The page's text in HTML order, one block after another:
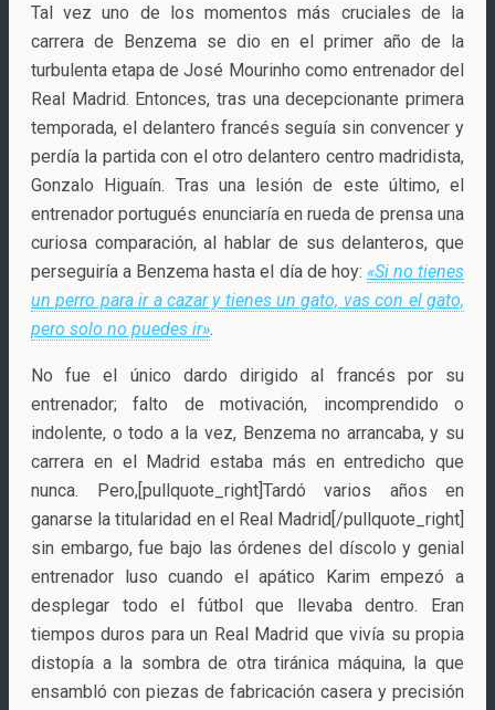
Tal vez uno de los momentos más cruciales de la
carrera de Benzema se dio en el primer año de la
turbulenta etapa de José Mourinho como entrenador del
Real Madrid. Entonces, tras una decepcionante primera
temporada, el delantero francés seguía sin convencer y
perdía la partida con el otro delantero centro madridista,
Gonzalo Higuaín. Tras una lesión de este último, el
entrenador portugués enunciaría en rueda de prensa una
curiosa comparación, al hablar de sus delanteros, que
perseguiría a Benzema hasta el día de hoy: «Si no tienes
un perro para ir a cazar y tienes un gato, vas con el gato,
pero solo no puedes ir».
No fue el único dardo dirigido al francés por su
entrenador; falto de motivación, incomprendido o
indolente, o todo a la vez, Benzema no arrancaba, y su
carrera en el Madrid estaba más en entredicho que
nunca. Pero,[pullquote_right]Tardó varios años en
ganarse la titularidad en el Real Madrid[/pullquote_right]
sin embargo, fue bajo las órdenes del díscolo y genial
entrenador luso cuando el apático Karim empezó a
desplegar todo el fútbol que llevaba dentro. Eran
tiempos duros para un Real Madrid que vivía su propia
distopía a la sombra de otra tiránica máquina, la que
ensambló con piezas de fabricación casera y precisión